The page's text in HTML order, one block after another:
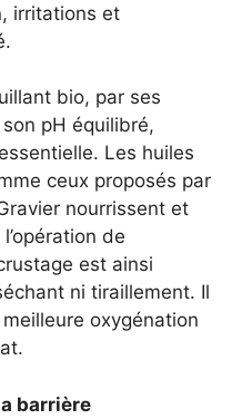
irritations et
bio, par ses
pH équilibré,
Les huiles
ceux proposés par
nourrissent et
de
est ainsi
ni tiraillement. Il
oxygénation
barrière